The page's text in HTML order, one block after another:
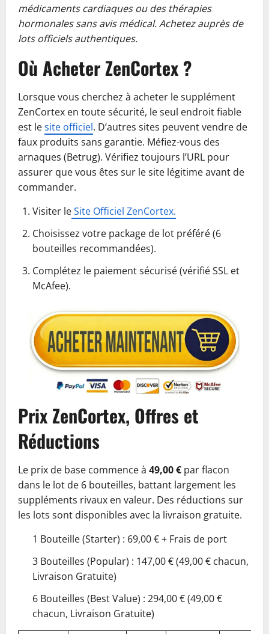
médicaments cardiaques ou des thérapies
hormonales sans avis médical. Achetez auprès de
lots officiels authentiques.
Où Acheter ZenCortex ?
Lorsque vous cherchez à acheter le supplément
ZenCortex en toute sécurité, le seul endroit fiable
est lesite officiel. D’autres sites peuvent vendre de
faux produits sans garantie. Méfiez-vous des
arnaques (Betrug). Vérifiez toujours l’URL pour
assurer que vous êtes sur le site légitime avant de
commander.
Visiter leSite Officiel ZenCortex.
Choisissez votre package de lot préféré (6
bouteilles recommandées).
Complétez le paiement sécurisé (vérifié SSL et
McAfee).
Prix ZenCortex, Offres et
Réductions
Le prix de base commence à 49,00 € par flacon
dans le lot de 6 bouteilles, battant largement les
suppléments rivaux en valeur. Des réductions sur
les lots sont disponibles avec la livraison gratuite.
1 Bouteille (Starter) : 69,00 € + Frais de port
3 Bouteilles (Popular) : 147,00 € (49,00 € chacun,
Livraison Gratuite)
6 Bouteilles (Best Value) : 294,00 € (49,00 €
chacun, Livraison Gratuite)